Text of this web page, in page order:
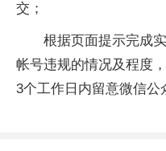
交；
根据页面提示完成
帐号违规的情况及程度
3个工作日内留意微信公